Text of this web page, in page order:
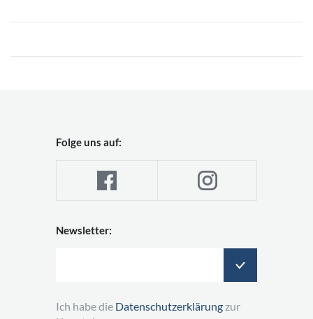
Folge uns auf:
Newsletter:
Ich habe die Datenschutzerklärung zur